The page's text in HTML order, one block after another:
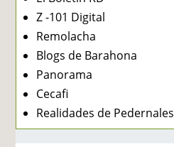
Z -101 Digital
Remolacha
Blogs de Barahona
Panorama
Cecafi
Realidades de Pedernales